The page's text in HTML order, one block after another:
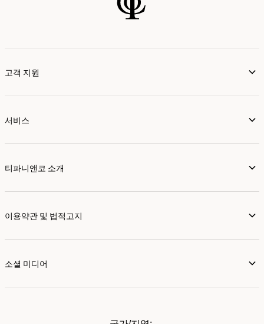
고객 지원
서비스
티파니앤코 소개
이용약관 및 법적고지
소셜 미디어